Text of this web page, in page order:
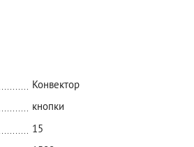
Конвектор
кнопки
15